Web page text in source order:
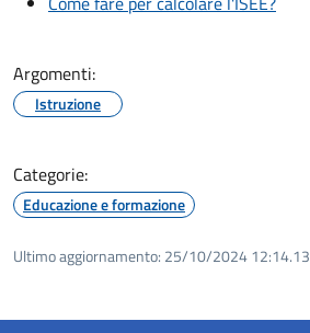
Argomenti:
Istruzione
Categorie:
Educazione e formazione
Ultimo aggiornamento: 25/10/2024 12:14.13